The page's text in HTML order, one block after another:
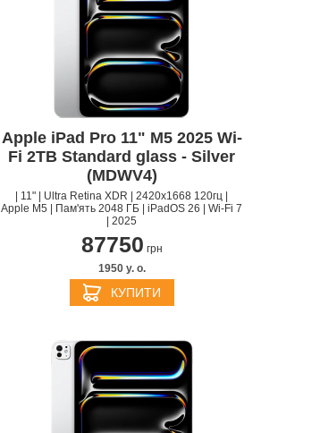
Apple iPad Pro 11" M5 2025 Wi-
Fi 2TB Standard glass - Silver
(MDWV4)
| 11" | Ultra Retina XDR | 2420x1668 120гц |
Apple M5 | Пам'ять 2048 ГБ | iPadOS 26 | Wi-Fi 7
| 2025
87750 грн
1950 y. о.
КУПИТИ